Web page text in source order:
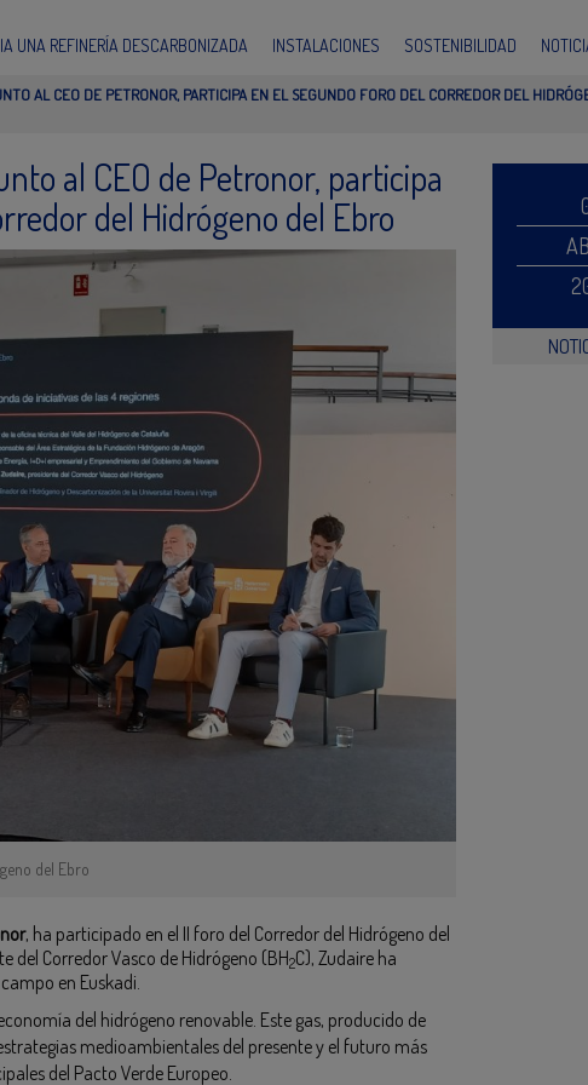
UNA REFINERÍA DESCARBONIZADA INSTALACIONES SOSTENIBILIDAD
AL CEO DE PETRONOR, PARTICIPA EN EL SEGUNDO FORO DEL CORREDOR DEL
al CEO de Petronor, participa
del Hidrógeno del Ebro
del Ebro
, ha participado en el II foro del Corredor del Hidrógeno del
del Corredor Vasco de Hidrógeno (BH2C), Zudaire ha
en Euskadi.
del hidrógeno renovable. Este gas, producido de
medioambientales del presente y el futuro más
del Pacto Verde Europeo.